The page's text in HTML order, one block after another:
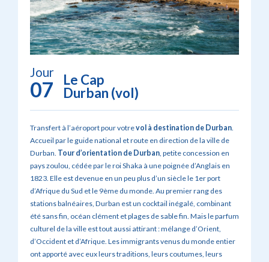
Jour
07
Le Cap
Durban (vol)
Transfert à l’aéroport pour votrevol à destination de Durban.
Accueil par le guide national et route en direction de la ville de
Durban. Tour d’orientation de Durban, petite concession en
pays zoulou, cédée par le roi Shaka à une poignée d’Anglais en
1823. Elle est devenue en un peu plus d’un siècle le 1er port
d’Afrique du Sud et le 9ème du monde. Au premier rang des
stations balnéaires, Durban est un cocktail inégalé, combinant
été sans fin, océan clément et plages de sable fin. Mais le parfum
culturel de la ville est tout aussi attirant : mélange d’Orient,
d’Occident et d’Afrique. Les immigrants venus du monde entier
ont apporté avec eux leurs traditions, leurs coutumes, leurs